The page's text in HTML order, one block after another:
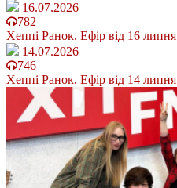
16.07.2026
782
Хеппі Ранок. Ефір від 16 липня
14.07.2026
746
Хеппі Ранок. Ефір від 14 липня